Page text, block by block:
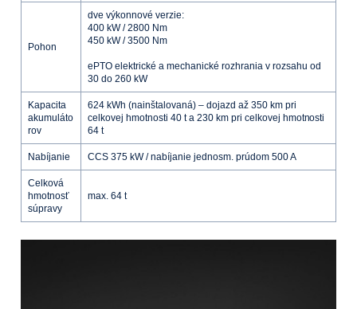
Pohon
dve výkonnové verzie:
400 kW / 2800 Nm
450 kW / 3500 Nm
ePTO elektrické a mechanické rozhrania v rozsahu od
30 do 260 kW
Kapacita
akumuláto
rov
624 kWh (nainštalovaná) – dojazd až 350 km pri
celkovej hmotnosti 40 t a 230 km pri celkovej hmotnosti
64 t
Nabíjanie CCS 375 kW / nabíjanie jednosm. prúdom 500 A
Celková
hmotnosť
súpravy
max. 64 t